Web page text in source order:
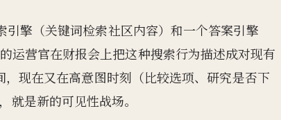
擎（关键词检索社区内容）和一个答案引擎
运营官在财报会上把这种搜索行为描述成对现有
现在又在高意图时刻（比较选项、研究是否下
是新的可见性战场。